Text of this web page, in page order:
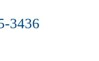
3436